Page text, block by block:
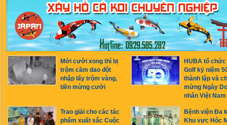
Mới cưới xong thì bị
trộm cầm dao đột
nhập lấy trộm vàng,
tiền mừng cưới
HUBA tổ chức
Golf kỷ niệm
thành lập và
mừng Ngày
nhân Việt Nam
Trao giải cho các tác
phẩm xuất sắc Cuộc
Bệnh viện Đa
Khu vực Hóc